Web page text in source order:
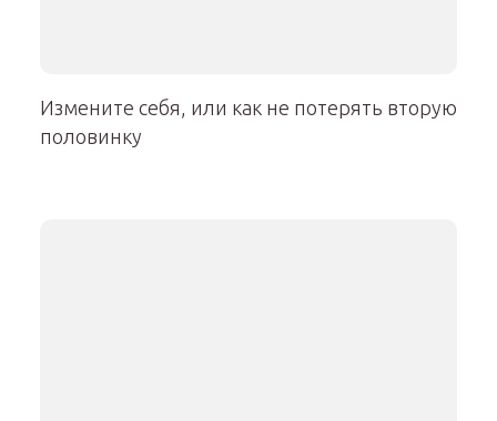
Измените себя, или как не потерять вторую
половинку